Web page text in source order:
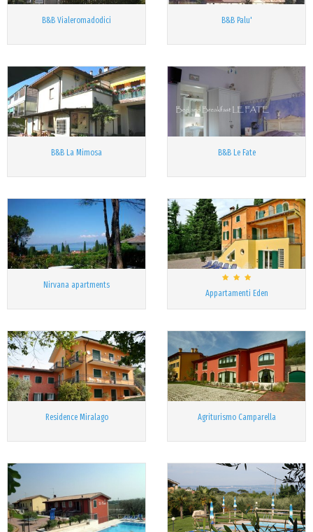
B&B Vialeromadodici B&B Palu'
B&B La Mimosa B&B Le Fate
Nirvana apartments
Appartamenti Eden
Residence Miralago Agriturismo Camparella